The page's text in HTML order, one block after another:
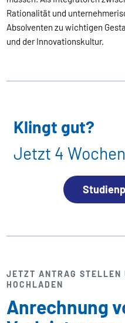
Rationalität und
Absolventen zu wichtigen
und der Innovationskultur.
Klingt gut?
Jetzt 4
JETZT ANTRAG STELLEN
HOCHLADEN
Anrechnung